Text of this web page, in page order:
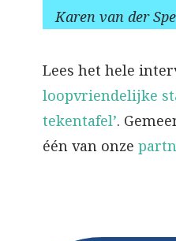
Karen van der
Lees het hele
loopvriendelijke
tekentafel’.
één van onze